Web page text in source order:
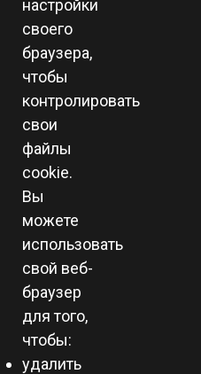
настройки
своего
браузера,
чтобы
контролировать
свои
файлы
cookie.
Вы
можете
использовать
свой веб-
браузер
для того,
чтобы:
удалить